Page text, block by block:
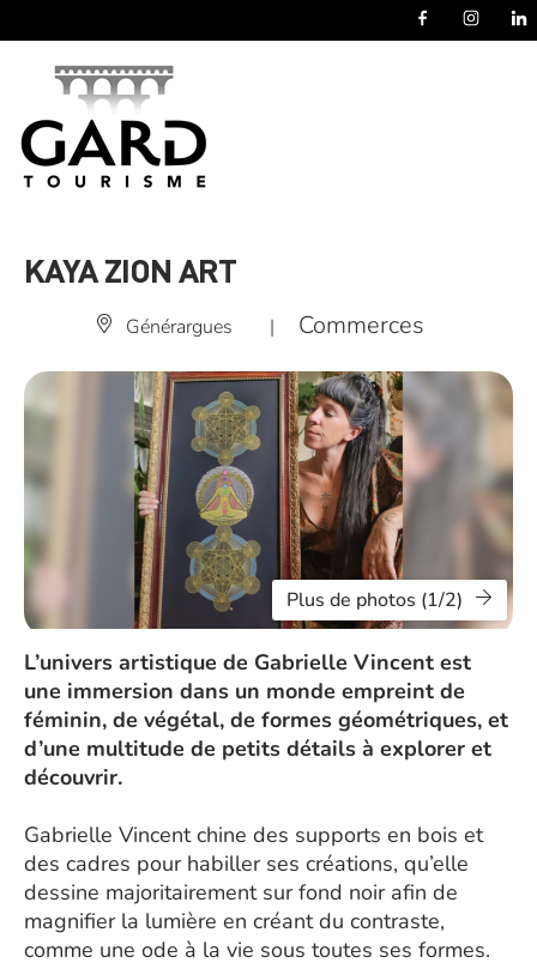
KAYA ZION ART
Générargues | Commerces
Plus de photos (1/2)
L’univers artistique de Gabrielle Vincent est
une immersion dans un monde empreint de
féminin, de végétal, de formes géométriques, et
d’une multitude de petits détails à explorer et
découvrir.
Gabrielle Vincent chine des supports en bois et
des cadres pour habiller ses créations, qu’elle
dessine majoritairement sur fond noir afin de
magnifier la lumière en créant du contraste,
comme une ode à la vie sous toutes ses formes.